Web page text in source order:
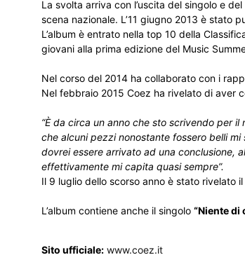
La svolta arriva con l’uscita del singolo e
scena nazionale. L’11 giugno 2013 è stato
L’album è entrato nella top 10 della
giovani alla prima edizione del Music
Nel corso del 2014 ha collaborato con i
Nel febbraio 2015 Coez ha rivelato di aver
“È da circa un anno che sto scrivendo per
che alcuni pezzi nonostante fossero belli
dovrei essere arrivato ad una conclusione,
effettivamente mi capita quasi sempre”.
Il 9 luglio dello scorso anno è stato rivelato il
L’album contiene anche il singolo “Niente di
Sito ufficiale: www.coez.it